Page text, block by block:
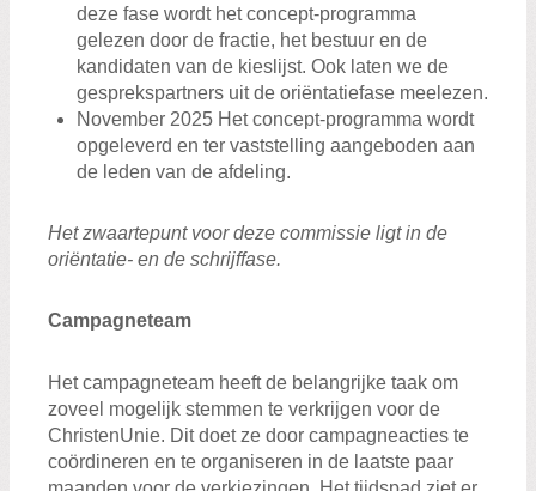
deze fase wordt het concept-programma
gelezen door de fractie, het bestuur en de
kandidaten van de kieslijst. Ook laten we de
gesprekspartners uit de oriëntatiefase meelezen.
November 2025 Het concept-programma wordt
opgeleverd en ter vaststelling aangeboden aan
de leden van de afdeling.
Het zwaartepunt voor deze commissie ligt in de
oriëntatie- en de schrijffase.
Campagneteam
Het campagneteam heeft de belangrijke taak om
zoveel mogelijk stemmen te verkrijgen voor de
ChristenUnie. Dit doet ze door campagneacties te
coördineren en te organiseren in de laatste paar